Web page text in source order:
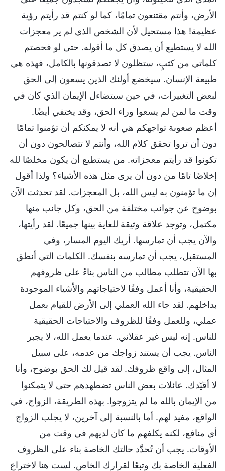
الأرض، وأنتم مقتنعون تمامًا، كما لو كنتم قد رأيتم رؤية
عظيمة! هذا مستحيل لأن الشخص الذي لم ير معجزات
الله لا يستطيع أن يصدق كل ما أقوله. حتى لو فحصتم
كلماتي من كثبٍ، ستظلون لا تصدقونها بالكامل، فهذه هي
طبيعة الإنسان. سيخضع أولئك الذين يسعون إلى الحق
لبعض التغييرات، في حين سيتضاءل الإيمان الذي كان في
وقت ما لمن لم يسعوا وراء الحق، وقد يختفي أيضًا.
أعظم صعوبة تواجهكم هي أنه لا يمكنكم أن تؤمنوا تمامًا
دون أن تروا تحقق كلام الله، وأنتم لا تتصالحون دون أن
تكونوا قد رأيتم معجزاته. من يستطيع أن يكون مخلصًا لله
إخلاصًا تامًا من دون أن يرى مثل هذه الأشياء؟ ولذا أقول
إن ما تؤمنون به ليس الله، بل المعجزات. لقد تحدثت الآن
بوضوح عن جوانب مختلفة من الحق، وكل جانب منها
مكتمل، وتوجد علاقة وثيقة للغاية بينها جميعًا. لقد رأيتها،
والآن يجب أن تمارسها. أريك اليوم المسار، وفي
المستقبل، يجب أن تمارسه بنفسك. الكلمات التي أنطق
بها الآن تتطلب مطالب من الناس بناءً على ظروفهم
الحقيقية، وأنا أعمل وفقًا لاحتياجاتهم والأشياء الموجودة
بداخلهم. لقد جاء الله العملي إلى الأرض للقيام بعمل
عملي، وللعمل وفقًا للظروف والاحتياجات الحقيقية
للناس. إنه ليس غير عقلاني. عندما يعمل الله، لا يجبر
الناس. يجب أن يستند زواجك من عدمه، على سبيل
المثال، إلى واقع ظروفك. لقد قيل لك الحق بوضوح، وأنا
لا أقيّدك. عائلات بعض الناس تضطهدهم حتى لا يتمكنوا
من الإيمان بالله ما لم يتزوجوا. بهذه الطريقة، الزواج، في
الواقع، مفيد لهم. أما بالنسبة إلى آخرين، لا يجلب الزواج
أي منافع، لكنه يكلفهم ما كان لديهم في وقت من
الأوقات. يجب أن تُحدَّد حالتك الخاصة بناء على الظروف
الفعلية الخاصة بك وتبعًا لقرارك الخاص. لست هنا لاختراع